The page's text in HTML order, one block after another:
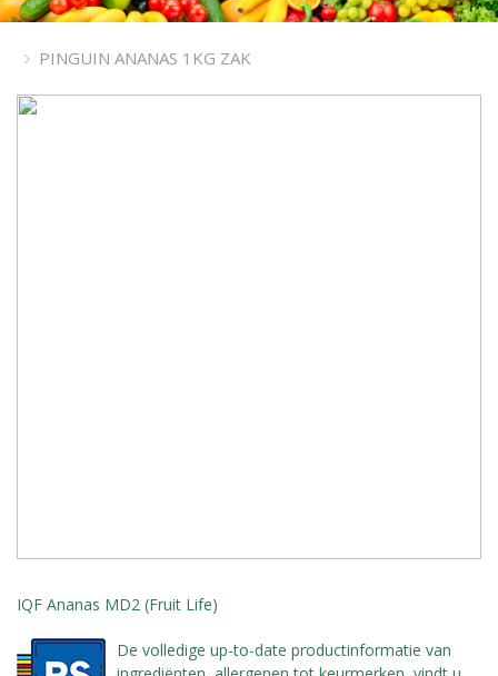
PINGUIN ANANAS 1KG ZAK
IQF Ananas MD2 (Fruit Life)
De volledige up-to-date productinformatie van